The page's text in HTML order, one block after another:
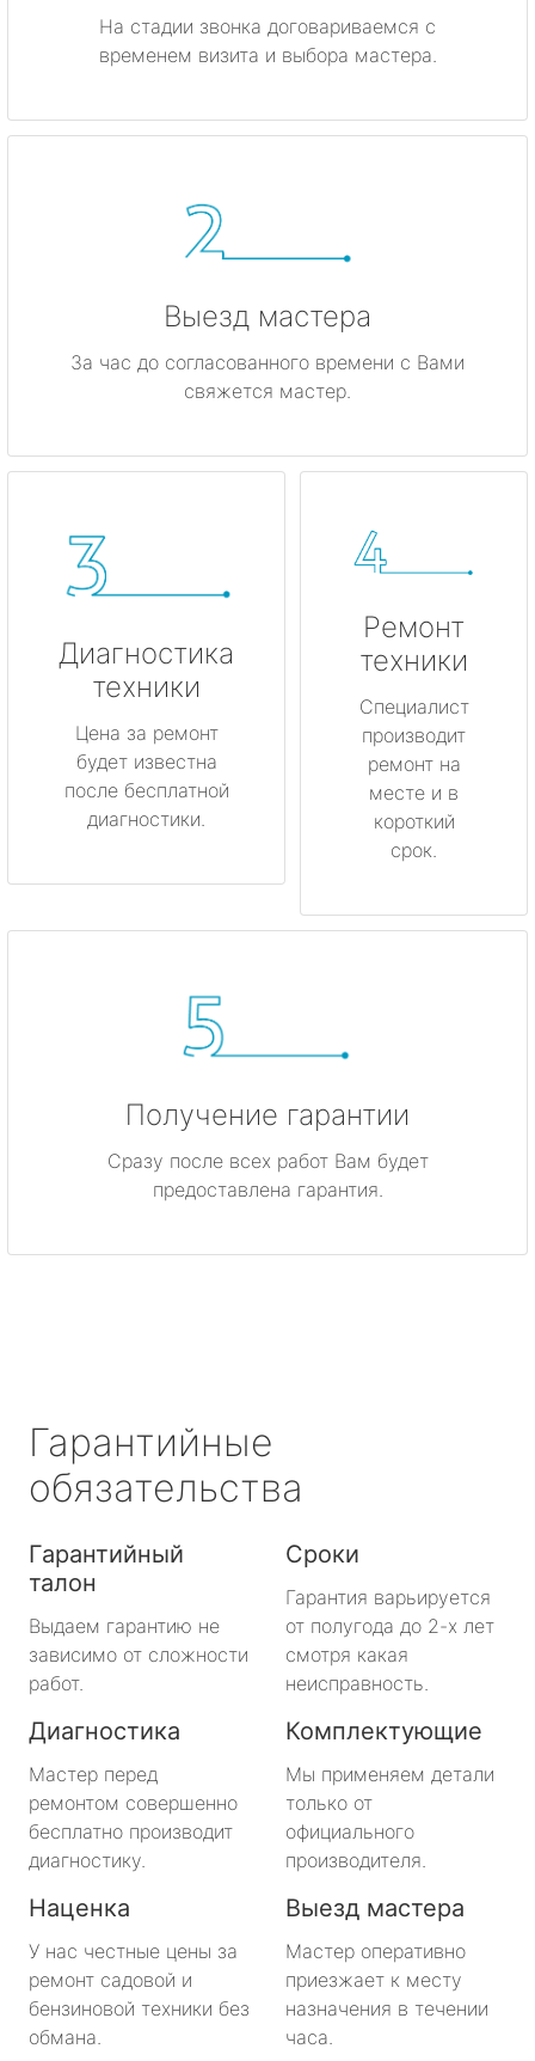
На стадии звонка договариваемся с
временем визита и выбора мастера.
Выезд мастера
За час до согласованного времени с Вами
свяжется мастер.
Диагностика
техники
Цена за ремонт
будет известна
после бесплатной
диагностики.
Ремонт
техники
Специалист
производит
ремонт на
месте и в
короткий
срок.
Получение гарантии
Сразу после всех работ Вам будет
предоставлена гарантия.
Гарантийные
обязательства
Гарантийный
талон
Выдаем гарантию не
зависимо от сложности
работ.
Сроки
Гарантия варьируется
от полугода до 2-х лет
смотря какая
неисправность.
Диагностика
Мастер перед
ремонтом совершенно
бесплатно производит
диагностику.
Комплектующие
Мы применяем детали
только от
официального
производителя.
Наценка
У нас честные цены за
ремонт садовой и
бензиновой техники без
обмана.
Выезд мастера
Мастер оперативно
приезжает к месту
назначения в течении
часа.